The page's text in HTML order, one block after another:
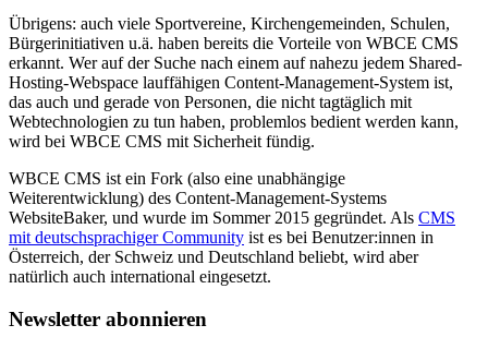
Übrigens: auch viele Sportvereine, Kirchengemeinden, Schulen,
Bürgerinitiativen u.ä. haben bereits die Vorteile von WBCE CMS
erkannt. Wer auf der Suche nach einem auf nahezu jedem Shared-
Hosting-Webspace lauffähigen Content-Management-System ist,
das auch und gerade von Personen, die nicht tagtäglich mit
Webtechnologien zu tun haben, problemlos bedient werden kann,
wird bei WBCE CMS mit Sicherheit fündig.
WBCE CMS ist ein Fork (also eine unabhängige
Weiterentwicklung) des Content-Management-Systems
WebsiteBaker, und wurde im Sommer 2015 gegründet. Als CMS
mit deutschsprachiger Community ist es bei Benutzer:innen in
Österreich, der Schweiz und Deutschland beliebt, wird aber
natürlich auch international eingesetzt.
Newsletter abonnieren